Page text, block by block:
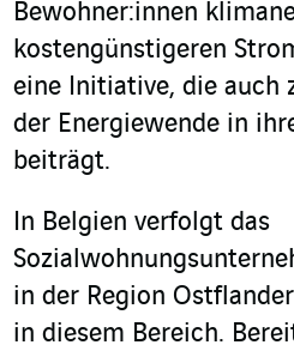
Bewohner:innen
kostengünstigeren
eine Initiative, die auch
der Energiewende in
beiträgt.
In Belgien verfolgt das
in der Region
in diesem Bereich.